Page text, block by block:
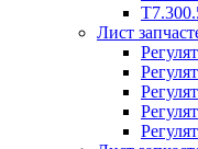
Лист